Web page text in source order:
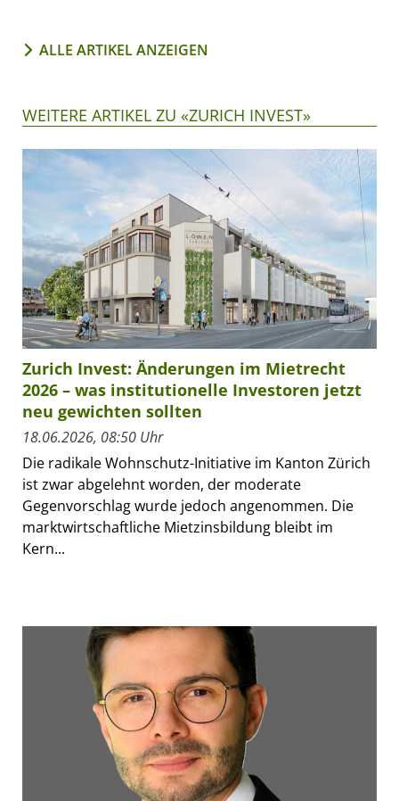
ALLE ARTIKEL ANZEIGEN
WEITERE ARTIKEL ZU «ZURICH INVEST»
Zurich Invest: Änderungen im Mietrecht
2026 – was institutionelle Investoren jetzt
neu gewichten sollten
18.06.2026, 08:50 Uhr
Die radikale Wohnschutz-Initiative im Kanton Zürich
ist zwar abgelehnt worden, der moderate
Gegenvorschlag wurde jedoch angenommen. Die
marktwirtschaftliche Mietzinsbildung bleibt im
Kern...